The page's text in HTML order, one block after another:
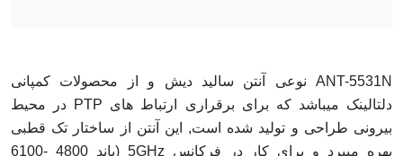
ANT-5531N نوعی آنتن سالید دیش و از محصولات کمپانی
دلتالینک میباشد که برای برقراری ارتباط های PTP در محیط
بیرونی طراحی و تولید شده است, این آنتن از ساختار تک قطبی
بهره میبرد و برای کار در فرکانس 5GHz (باند 4800 -6100